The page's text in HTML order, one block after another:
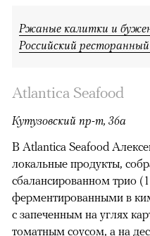
Ржаные калитки и
Российский
Atlantica Seafood
Кутузовский пр-т, 36а
В Atlantica Seafood
локальные продукты,
сбалансированном трио
ферментированными в
с запеченным на углях
томатным соусом, а на